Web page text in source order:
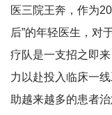
医三院王奔，作为
后”的年轻医生，对
疗队是一支招之即
力以赴投入临床一
助越来越多的患者